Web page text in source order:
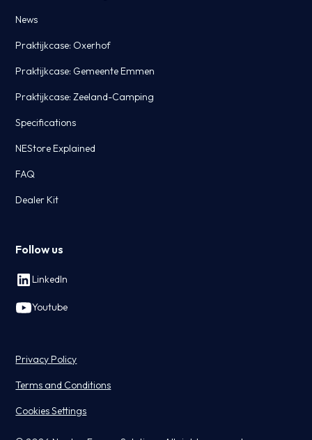
News
Praktijkcase: Oxerhof
Praktijkcase: Gemeente Emmen
Praktijkcase: Zeeland-Camping
Specifications
NEStore Explained
FAQ
Dealer Kit
Follow us
LinkedIn
Youtube
Privacy Policy
Terms and Conditions
Cookies Settings